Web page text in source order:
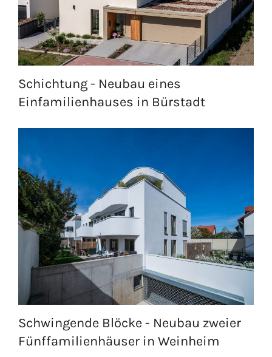
Schichtung - Neubau eines
Einfamilienhauses in Bürstadt
Schwingende Blöcke - Neubau zweier
Fünffamilienhäuser in Weinheim